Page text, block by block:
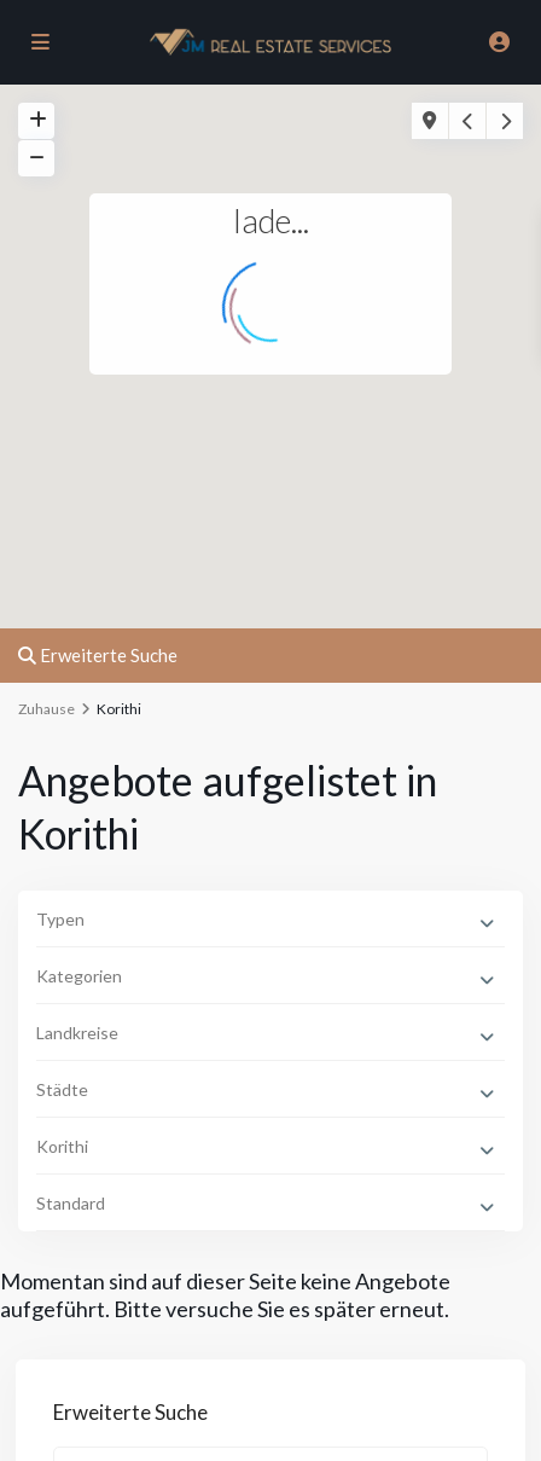
lade...
Erweiterte Suche
Zuhause Korithi
Angebote aufgelistet in
Korithi
Typen
Kategorien
Landkreise
Städte
Korithi
Standard
Momentan sind auf dieser Seite keine Angebote
aufgeführt. Bitte versuche Sie es später erneut.
Erweiterte Suche